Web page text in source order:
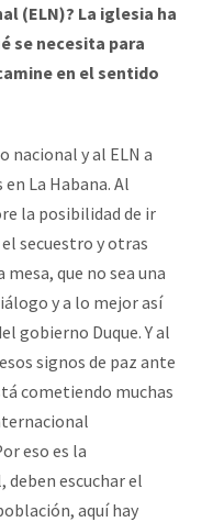
(ELN)? La iglesia ha
se necesita para
en el sentido
y al ELN a
La Habana. Al
la posibilidad de ir
secuestro y otras
que no sea una
y a lo mejor así
gobierno Duque. Y al
signos de paz ante
cometiendo muchas
eso es la
deben escuchar el
aquí hay